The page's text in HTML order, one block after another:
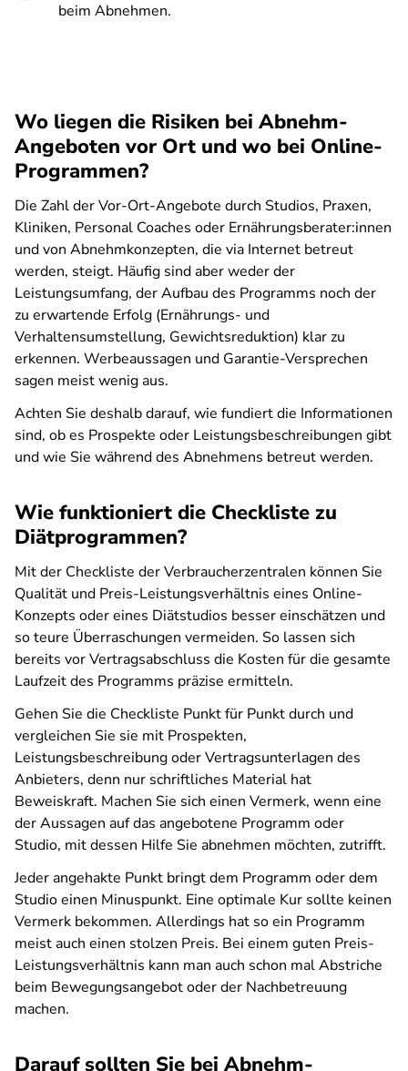
beim Abnehmen.
Wo liegen die Risiken bei Abnehm-
Angeboten vor Ort und wo bei Online-
Programmen?
Die Zahl der Vor-Ort-Angebote durch Studios, Praxen,
Kliniken, Personal Coaches oder Ernährungsberater:innen
und von Abnehmkonzepten, die via Internet betreut
werden, steigt. Häufig sind aber weder der
Leistungsumfang, der Aufbau des Programms noch der
zu erwartende Erfolg (Ernährungs- und
Verhaltensumstellung, Gewichtsreduktion) klar zu
erkennen. Werbeaussagen und Garantie-Versprechen
sagen meist wenig aus.
Achten Sie deshalb darauf, wie fundiert die Informationen
sind, ob es Prospekte oder Leistungsbeschreibungen gibt
und wie Sie während des Abnehmens betreut werden.
Wie funktioniert die Checkliste zu
Diätprogrammen?
Mit der Checkliste der Verbraucherzentralen können Sie
Qualität und Preis-Leistungsverhältnis eines Online-
Konzepts oder eines Diätstudios besser einschätzen und
so teure Überraschungen vermeiden. So lassen sich
bereits vor Vertragsabschluss die Kosten für die gesamte
Laufzeit des Programms präzise ermitteln.
Gehen Sie die Checkliste Punkt für Punkt durch und
vergleichen Sie sie mit Prospekten,
Leistungsbeschreibung oder Vertragsunterlagen des
Anbieters, denn nur schriftliches Material hat
Beweiskraft. Machen Sie sich einen Vermerk, wenn eine
der Aussagen auf das angebotene Programm oder
Studio, mit dessen Hilfe Sie abnehmen möchten, zutrifft.
Jeder angehakte Punkt bringt dem Programm oder dem
Studio einen Minuspunkt. Eine optimale Kur sollte keinen
Vermerk bekommen. Allerdings hat so ein Programm
meist auch einen stolzen Preis. Bei einem guten Preis-
Leistungsverhältnis kann man auch schon mal Abstriche
beim Bewegungsangebot oder der Nachbetreuung
machen.
Darauf sollten Sie bei Abnehm-